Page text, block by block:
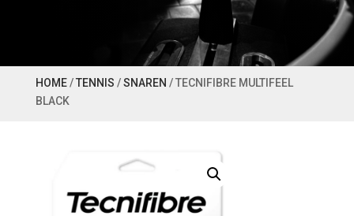
HOME/TENNIS /SNAREN / TECNIFIBRE MULTIFEEL
BLACK